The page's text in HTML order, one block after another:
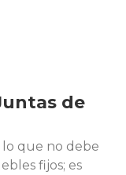
de
lo que no debe
fijos; es